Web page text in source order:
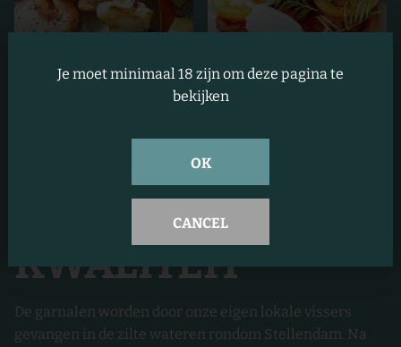
HEERLIJKE
CULINAIRE
KWALITEIT
De garnalen worden door onze eigen lokale vissers
gevangen in de zilte wateren rondom Stellendam. Na
Je moet minimaal 18 zijn om deze pagina te
bekijken
OK
CANCEL